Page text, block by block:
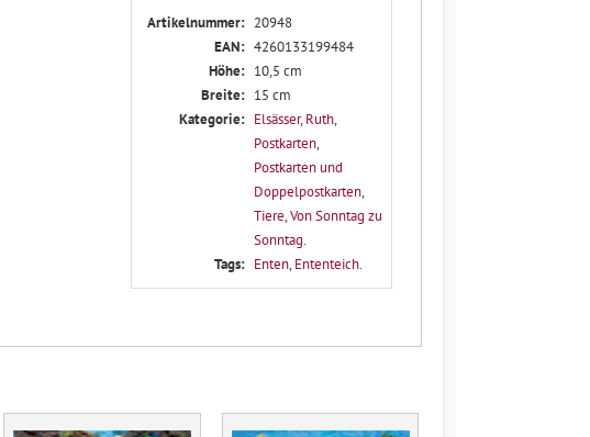
Artikelnummer: 20948
EAN: 4260133199484
Höhe: 10,5 cm
Breite: 15 cm
Kategorie: Elsässer, Ruth,
Postkarten,
Postkarten und
Doppelpostkarten,
Tiere,Von Sonntag zu
Sonntag.
Tags: Enten, Ententeich.